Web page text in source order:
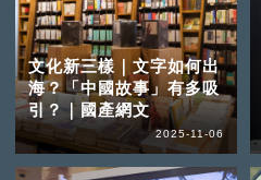
文化新三樣｜文字如何出
海？「中國故事」有多吸
引？｜國產網文
2025-11-06